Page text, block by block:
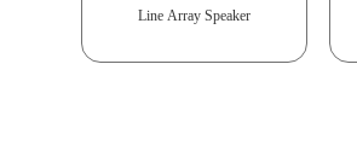
Line Array Speaker